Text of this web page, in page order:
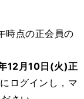
時点の正会員の
12月10日(火)正
にログインし，マ